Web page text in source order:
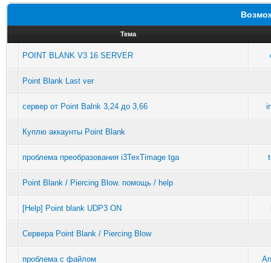
Тема
POINT BLANK V3 16 SERVER
Point Blank Last ver
сервер от Point Balnk 3,24 до 3,66
Куплю аккаунты Point Blank
проблема преобразования i3TexTimage tga
Point Blank / Piercing Blow. помощь / help
[Help] Point blank UDP3 ON
Сервера Point Blank / Piercing Blow
проблема с файлом